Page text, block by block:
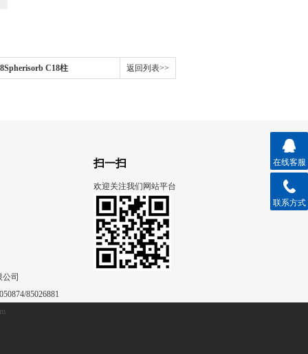
C18柱 返回列表>>
扫一扫
欢迎关注我们网站平台
司
85026881
在线客服
联系方式